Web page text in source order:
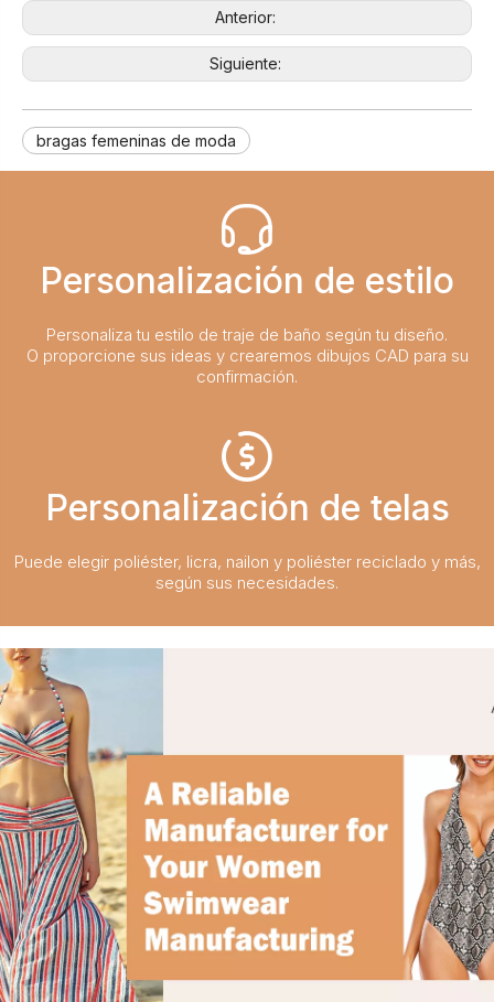
Anterior:
Siguiente:
bragas femeninas de moda
Personalización de estilo
Personaliza tu estilo de traje de baño según tu diseño.
O proporcione sus ideas y crearemos dibujos CAD para su
confirmación.
Personalización de telas
Puede elegir poliéster, licra, nailon y poliéster reciclado y más,
según sus necesidades.